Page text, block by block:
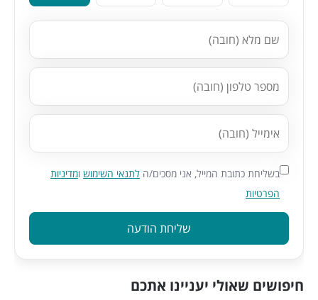
בשליחת כתובת המייל, אני מסכים/ה לתנאי השימוש ומדיניות
הפרטיות
שליחת הודעה
חיפושים שאולי יעניינו אתכם